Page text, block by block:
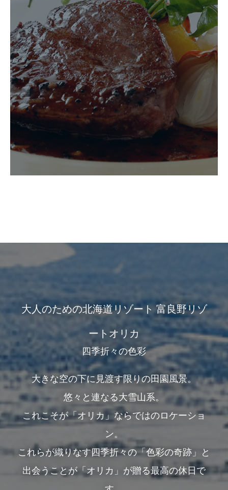
大人のための北海道リゾート 富良野リゾ
ートオリカ
四季折々の色彩
大きな空の下に見渡す限りの田園風景。
悠々と連なる大雪山系。
これこそが「オリカ」ならではのロケーショ
ン。
これらが織りなす四季折々の「色彩の奇跡」と
出会うことが「オリカ」が贈る最高の休日で